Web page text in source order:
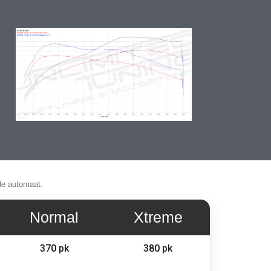
automaat.
Normal Xtreme
370 pk 380 pk